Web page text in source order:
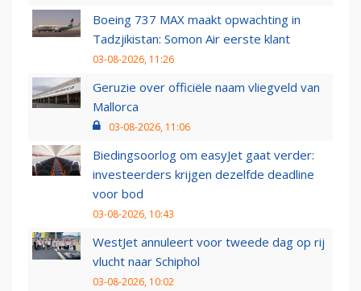
Boeing 737 MAX maakt opwachting in
Tadzjikistan: Somon Air eerste klant
03-08-2026, 11:26
Geruzie over officiële naam vliegveld van
Mallorca
03-08-2026, 11:06
Biedingsoorlog om easyJet gaat verder:
investeerders krijgen dezelfde deadline
voor bod
03-08-2026, 10:43
WestJet annuleert voor tweede dag op rij
vlucht naar Schiphol
03-08-2026, 10:02